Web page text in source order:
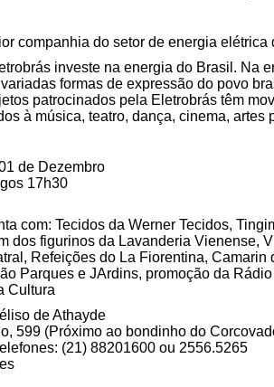
companhia do setor de energia elétrica
investe na energia do Brasil. Na
formas de expressão do povo
patrocinados pela Eletrobrás têm
à música, teatro, dança, cinema, artes
de Dezembro
17h30
com: Tecidos da Werner Tecidos,
dos figurinos da Lavanderia Vienense,
Refeições do La Fiorentina,
Parques e JArdins, promoção da
Cultura
de Athayde
599 (Próximo ao bondinho do
(21) 88201600 ou 2556.5265